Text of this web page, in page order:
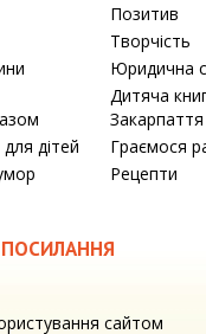
Позитив
Творчість
Юридична
Дитяча
Закарпаття
дітей
Граємося
Рецепти
сайтом